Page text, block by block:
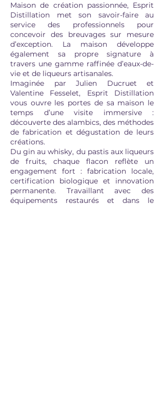
Maison de création passionnée, Esprit
Distillation met son savoir-faire au
service des professionnels pour
concevoir des breuvages sur mesure
d’exception. La maison développe
également sa propre signature à
travers une gamme raffinée d’eaux-de-
vie et de liqueurs artisanales.
Imaginée par Julien Ducruet et
Valentine Fesselet, Esprit Distillation
vous ouvre les portes de sa maison le
temps d’une visite immersive :
découverte des alambics, des méthodes
de fabrication et dégustation de leurs
créations.
Du gin au whisky, du pastis aux liqueurs
de fruits, chaque flacon reflète un
engagement fort : fabrication locale,
certification biologique et innovation
permanente. Travaillant avec des
équipements restaurés et dans le